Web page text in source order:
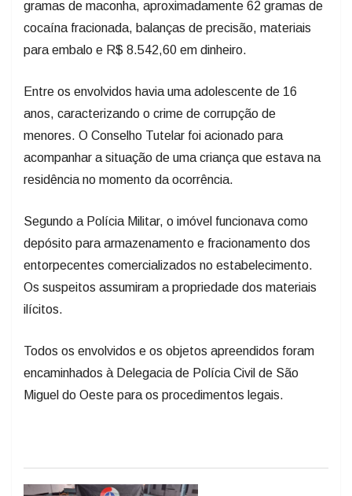
gramas de maconha, aproximadamente 62 gramas de
cocaína fracionada, balanças de precisão, materiais
para embalo e R$ 8.542,60 em dinheiro.
Entre os envolvidos havia uma adolescente de 16
anos, caracterizando o crime de corrupção de
menores. O Conselho Tutelar foi acionado para
acompanhar a situação de uma criança que estava na
residência no momento da ocorrência.
Segundo a Polícia Militar, o imóvel funcionava como
depósito para armazenamento e fracionamento dos
entorpecentes comercializados no estabelecimento.
Os suspeitos assumiram a propriedade dos materiais
ilícitos.
Todos os envolvidos e os objetos apreendidos foram
encaminhados à Delegacia de Polícia Civil de São
Miguel do Oeste para os procedimentos legais.